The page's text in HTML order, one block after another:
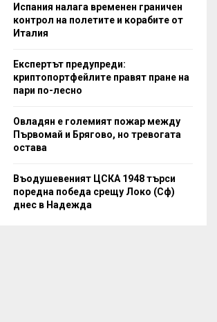
Испания налага временен граничен
контрол на полетите и корабите от
Италия
Експертът предупреди:
криптопортфейлите правят пране на
пари по-лесно
Овладян е големият пожар между
Първомай и Брягово, но тревогата
остава
Въодушевеният ЦСКА 1948 търси
поредна победа срещу Локо (Сф)
днес в Надежда